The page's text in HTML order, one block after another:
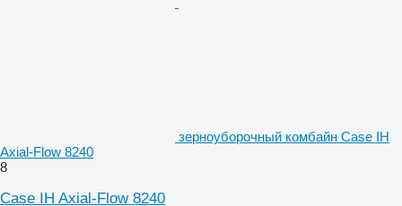
зерноуборочный комбайн Case IH
Axial-Flow 8240
8
Case IH Axial-Flow 8240